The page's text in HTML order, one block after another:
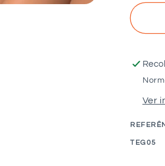
5M
c/
Ver
SKU:
TEG05